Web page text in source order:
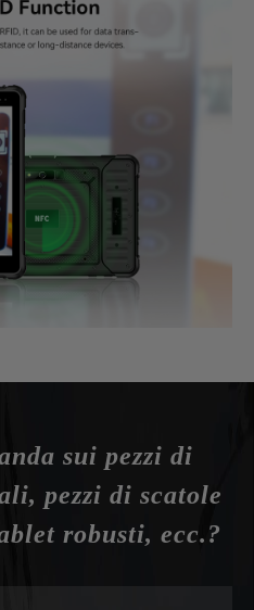
sui pezzi di
pezzi di scatole
robusti, ecc.?